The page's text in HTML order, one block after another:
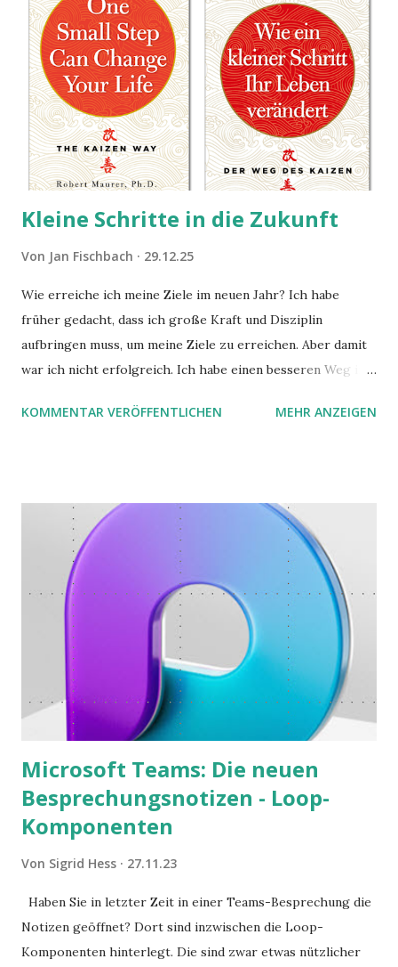
Kleine Schritte in die Zukunft
Von Jan Fischbach 29.12.25
Wie erreiche ich meine Ziele im neuen Jahr? Ich habe
früher gedacht, dass ich große Kraft und Disziplin
aufbringen muss, um meine Ziele zu erreichen. Aber damit
war ich nicht erfolgreich. Ich habe einen besseren Weg in
möchte. Darin habe ich zwei gute Begründungen gefunden,
KOMMENTAR VERÖFFENTLICHEN MEHR ANZEIGEN
Microsoft Teams: Die neuen
Besprechungsnotizen - Loop-
Komponenten
Von Sigrid Hess 27.11.23
Haben Sie in letzter Zeit in einer Teams-Besprechung die
Notizen geöffnet? Dort sind inzwischen die Loop-
Komponenten hinterlegt. Die sind zwar etwas nützlicher